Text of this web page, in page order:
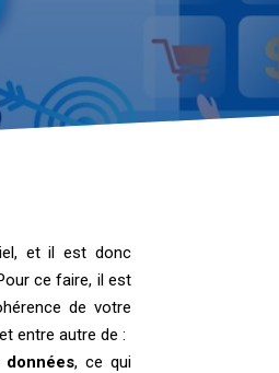
et il est donc
ce faire, il est
de votre
entre autre de :
, ce qui